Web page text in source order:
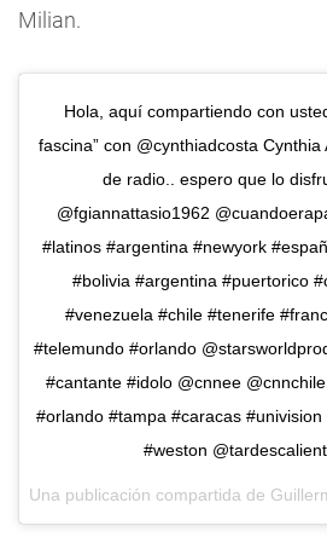
Milian.
Hola, aquí compartiendo con
fascina” con @cynthiadcosta
de radio.. espero que lo
@fgiannattasio1962
#latinos #argentina #newyork
#bolivia #argentina #puertorico
#venezuela #chile #tenerife
#telemundo #orlando
#cantante #idolo @cnnee
#orlando #tampa #caracas
#weston
Una publicación compartida de